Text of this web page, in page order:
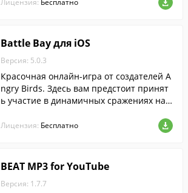
Лицензия: Бесплатно
Battle Bay для iOS
Версия: 5.0.3
Красочная онлайн-игра от создателей A
ngry Birds. Здесь вам предстоит принят
ь участие в динамичных сражениях на б
Лицензия: Бесплатно
BEAT MP3 for YouTube
Версия: 1.7.7